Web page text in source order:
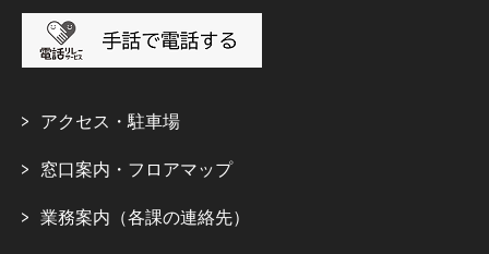
アクセス・駐車場
窓口案内・フロアマップ
業務案内（各課の連絡先）